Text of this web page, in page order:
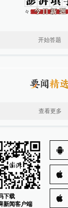
开始答题
查看更多
下载
新闻客户端